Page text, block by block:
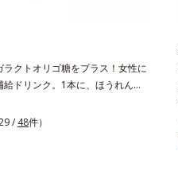
ラクトオリゴ糖をプラス！女性に
給ドリンク。1本に、ほうれん草
分と、葉酸とガラクトオリゴ糖
やすい鉄分補給ドリンクです。
ラクにサポートする3つの成分
吸収を助けるビタミンB6、
/ 48件）